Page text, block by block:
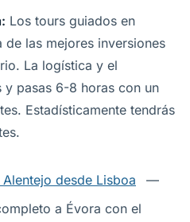
Los tours guiados en
las mejores inversiones
La logística y el
y pasas 6-8 horas con un
Estadísticamente tendrás
desde Lisboa
—
a Évora con el